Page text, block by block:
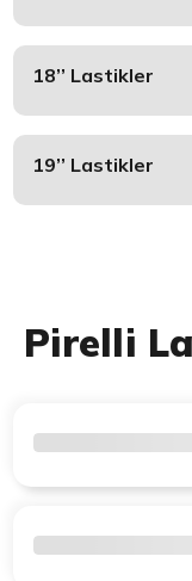
18’’ Lastikler
19’’ Lastikler
Pirelli